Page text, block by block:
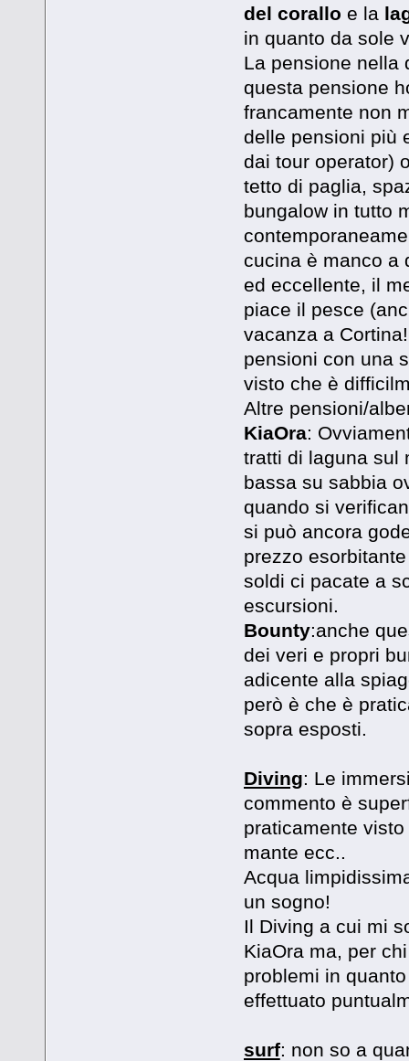
del corallo e la
in quanto da sole
La pensione nella
questa pensione
francamente non
delle pensioni più
dai tour operator)
tetto di paglia,
bungalow in tutto
cucina è manco a
ed eccellente, il
piace il pesce
vacanza a
pensioni con una
visto che è
Altre pensioni/
KiaOra:
tratti di laguna sul
bassa su sabbia
quando si
si può ancora
prezzo
soldi ci pacate a
escursioni.
Bounty:anche
dei veri e propri
adicente alla
però è che è
sopra esposti.
Diving: Le
commento è
praticamente
mante ecc..
Acqua
un sogno!
Il Diving a cui mi
KiaOra ma, per
problemi in
effettuato
surf: non so a